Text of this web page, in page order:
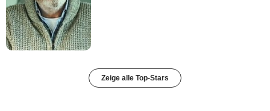
Zeige alle Top-Stars